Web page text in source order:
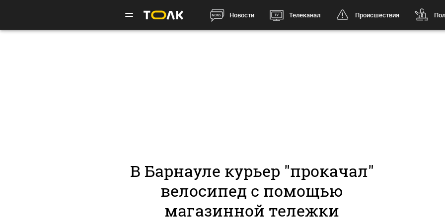
Новости Телеканал Происшествия
В Барнауле курьер "прокачал"
велосипед с помощью
магазинной тележки